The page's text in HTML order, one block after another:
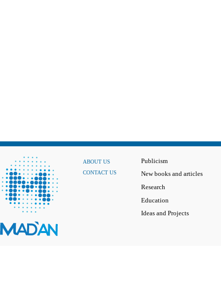
ABOUT US
CONTACT US
Publicism
New books and articles
Research
Education
Ideas and Projects